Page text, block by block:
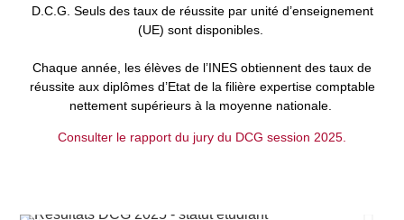
D.C.G. Seuls des taux de réussite par unité d’enseignement
(UE) sont disponibles.
Chaque année, les élèves de l’INES obtiennent des taux de
réussite aux diplômes d’Etat de la filière expertise comptable
nettement supérieurs à la moyenne nationale.
Consulter le rapport du jury du DCG session 2025.